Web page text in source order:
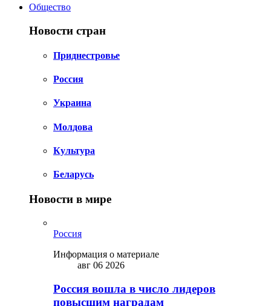
Общество
Новости стран
Приднестровье
Россия
Украина
Молдова
Культура
Беларусь
Новости в мире
Россия
Информация о материале
авг 06 2026
Россия вошла в число лидеров
повысшим наградам